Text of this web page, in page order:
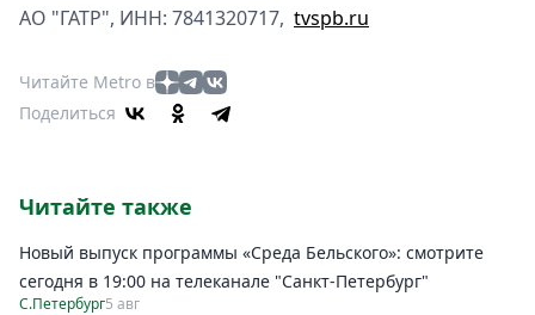
АО "ГАТР", ИНН: 7841320717, tvspb.ru
Читайте Metro в
Поделиться
Читайте также
Новый выпуск программы «Среда Бельского»: смотрите
сегодня в 19:00 на телеканале "Санкт-Петербург"
С.Петербург5 авг